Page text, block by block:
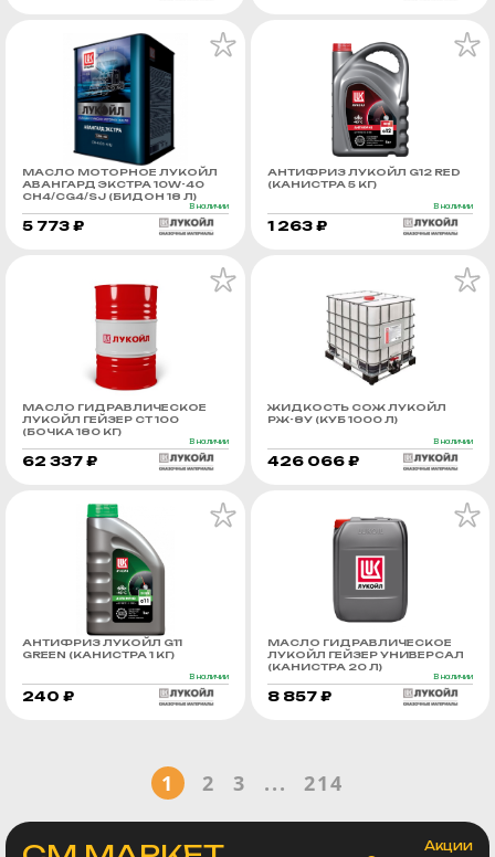
МАСЛО МОТОРНОЕ ЛУКОЙЛ
АВАНГАРД ЭКСТРА 10W-40
CH4/CG4/SJ (БИДОН 18 Л)
В наличии
5 773 ₽
АНТИФРИЗ ЛУКОЙЛ G12 RED
(КАНИСТРА 5 КГ)
В наличии
1 263 ₽
МАСЛО ГИДРАВЛИЧЕСКОЕ
ЛУКОЙЛ ГЕЙЗЕР СТ 100
(БОЧКА 180 КГ)
В наличии
62 337 ₽
ЖИДКОСТЬ СОЖ ЛУКОЙЛ
РЖ-8У (КУБ 1000 Л)
В наличии
426 066 ₽
АНТИФРИЗ ЛУКОЙЛ G11
GREEN (КАНИСТРА 1 КГ)
В наличии
240 ₽
МАСЛО ГИДРАВЛИЧЕСКОЕ
ЛУКОЙЛ ГЕЙЗЕР УНИВЕРСАЛ
(КАНИСТРА 20 Л)
В наличии
8 857 ₽
1 2 3 ... 214
Акции